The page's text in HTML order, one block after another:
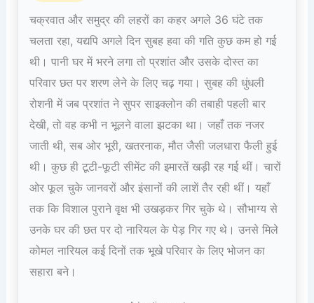
चक्रवात और समुद्र की लहरों का कहर अगले 36 घंटे तक
चलता रहा, यद्यपि अगले दिन सुबह हवा की गति कुछ कम हो गई
थी। पानी घर में भरने लगा तो प्रशांत और उसके दोस्त का
परिवार छत पर शरण लेने के लिए चढ़ गया। सुबह की धुंधली
रोशनी में जब प्रशांत ने सुपर साइक्लोन की तबाही पहली बार
देखी, तो वह कभी न भूलने वाला झटका था। जहाँ तक नजर
जाती थी, सब ओर भूरी, खतरनाक, मौत जैसी जलधारा फैली हुई
थी। कुछ ही टूटी-फूटी सीमेंट की इमारतें खड़ी रह गई थीं। चारों
ओर फूल चुके जानवरों और इंसानों की लाशें तैर रही थीं। यहाँ
तक कि विशाल पुराने वृक्ष भी उखड़कर गिर चुके थे। सौभाग्य से
उनके घर की छत पर दो नारियल के पेड़ गिर गए थे। उनसे मिले
कोमल नारियल कई दिनों तक भूखे परिवार के लिए भोजन का
सहारा बने।